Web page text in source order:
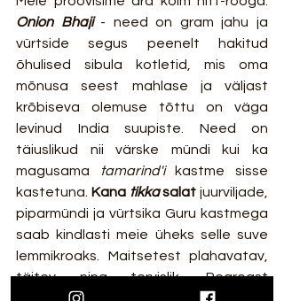
Onion Bhaji - need on gram jahu ja
vürtside segus peenelt hakitud
õhulised sibula kotletid, mis oma
mõnusa seest mahlase ja väljast
krõbiseva olemuse tõttu on väga
levinud India suupiste. Need on
täiuslikud nii värske mündi kui ka
magusama
tamarind'i kastme sisse
kastetuna. Kana tikka salat juurviljade,
piparmündi ja vürtsika Guru kastmega
saab kindlasti meie üheks selle suve
lemmikroaks. Maitsetest plahavatav,
täitev ning tervislik. Pearoast